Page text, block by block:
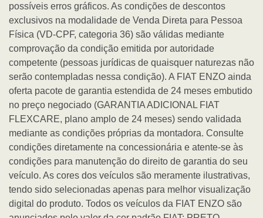
possíveis erros gráficos. As condições de descontos
exclusivos na modalidade de Venda Direta para Pessoa
Física (VD-CPF, categoria 36) são válidas mediante
comprovação da condição emitida por autoridade
competente (pessoas jurídicas de quaisquer naturezas não
serão contempladas nessa condição). A FIAT ENZO ainda
oferta pacote de garantia estendida de 24 meses embutido
no preço negociado (GARANTIA ADICIONAL FIAT
FLEXCARE, plano amplo de 24 meses) sendo validada
mediante as condições próprias da montadora. Consulte
condições diretamente na concessionária e atente-se às
condições para manutenção do direito de garantia do seu
veículo. As cores dos veículos são meramente ilustrativas,
tendo sido selecionadas apenas para melhor visualização
digital do produto. Todos os veículos da FIAT ENZO são